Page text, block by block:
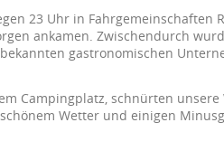
23 Uhr in Fahrgemeinschaften
ankamen. Zwischendurch
gastronomischen
Campingplatz, schnürten unsere
Wetter und einigen